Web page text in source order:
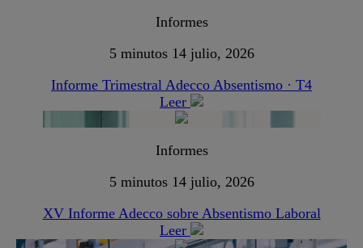
Informes
5 minutos 14 julio, 2026
Informe Trimestral Adecco Absentismo · T4
Leer
Informes
5 minutos 14 julio, 2026
XV Informe Adecco sobre Absentismo Laboral
Leer